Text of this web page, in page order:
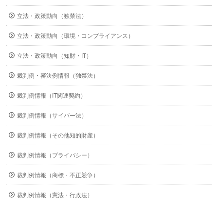
立法・政策動向（独禁法）
立法・政策動向（環境・コンプライアンス）
立法・政策動向（知財・IT）
裁判例・審決例情報（独禁法）
裁判例情報（IT関連契約）
裁判例情報（サイバー法）
裁判例情報（その他知的財産）
裁判例情報（プライバシー）
裁判例情報（商標・不正競争）
裁判例情報（憲法・行政法）